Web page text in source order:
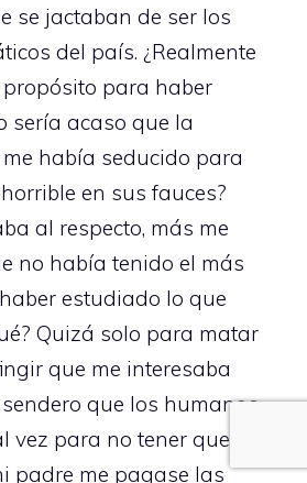
se jactaban de ser los
del país. ¿Realmente
para haber
sería acaso que la
había seducido para
en sus fauces?
al respecto, más me
no había tenido el más
estudiado lo que
Quizá solo para matar
que me interesaba
que los humanos
vez para no tener que
padre me pagase las